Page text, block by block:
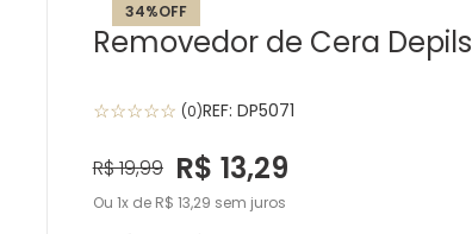
34%OFF
Removedor de Cera
☆☆☆☆☆ (0)REF: DP5071
R$19,99 R$ 13,29
Ou 1 de R$ 13,29 sem juros